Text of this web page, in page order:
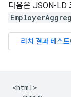
다음은 JSON-LD
<html>